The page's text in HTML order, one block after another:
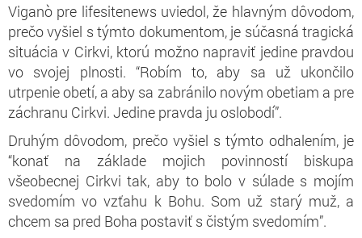
Viganò pre lifesitenews uviedol, že hlavným dôvodom,
prečo vyšiel s týmto dokumentom, je súčasná tragická
situácia v Cirkvi, ktorú možno napraviť jedine pravdou
vo svojej plnosti. “Robím to, aby sa už ukončilo
utrpenie obetí, a aby sa zabránilo novým obetiam a pre
záchranu Cirkvi. Jedine pravda ju oslobodí”.
Druhým dôvodom, prečo vyšiel s týmto odhalením, je
“konať na základe mojich povinností biskupa
všeobecnej Cirkvi tak, aby to bolo v súlade s mojím
svedomím vo vzťahu k Bohu. Som už starý muž, a
chcem sa pred Boha postaviť s čistým svedomím”.